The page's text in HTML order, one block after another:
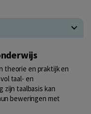
theorie en praktijk en
taal- en
zijn taalbasis kan
beweringen met